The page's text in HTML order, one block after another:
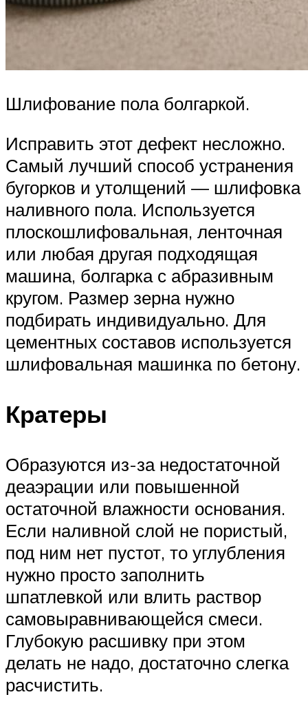
Шлифование пола болгаркой.
Исправить этот дефект несложно.
Самый лучший способ устранения
бугорков и утолщений — шлифовка
наливного пола. Используется
плоскошлифовальная, ленточная
или любая другая подходящая
машина, болгарка с абразивным
кругом. Размер зерна нужно
подбирать индивидуально. Для
цементных составов используется
шлифовальная машинка по бетону.
Кратеры
Образуются из-за недостаточной
деаэрации или повышенной
остаточной влажности основания.
Если наливной слой не пористый,
под ним нет пустот, то углубления
нужно просто заполнить
шпатлевкой или влить раствор
самовыравнивающейся смеси.
Глубокую расшивку при этом
делать не надо, достаточно слегка
расчистить.